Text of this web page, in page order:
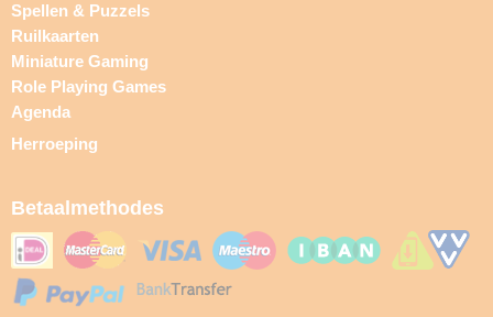
Spellen & Puzzels
Ruilkaarten
Miniature Gaming
Role Playing Games
Agenda
Herroeping
Betaalmethodes